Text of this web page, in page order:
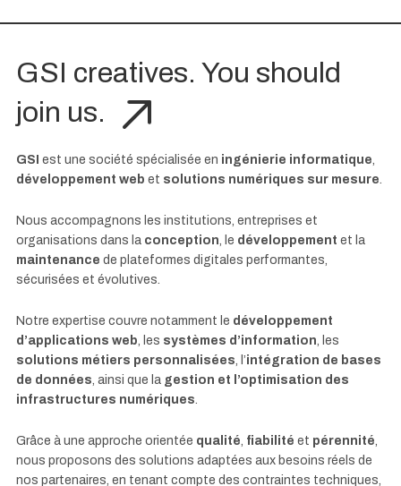
GSI creatives. You should
join us.
GSI est une société spécialisée en ingénierie informatique
développement web et solutions numériques sur mesure
Nous accompagnons les institutions, entreprises et
organisations dans la conception , le développement et la
maintenance de plateformes digitales performantes,
sécurisées et évolutives.
Notre expertise couvre notamment le développement
d’applications web , les systèmes d’information , les
solutions métiers personnalisées , l’intégration de bases
de données , ainsi que la gestion et l’optimisation des
infrastructures numériques
Grâce à une approche orientée qualité fiabilité et pérennité
nous proposons des solutions adaptées aux besoins réels de
nos partenaires, en tenant compte des contraintes techniques,